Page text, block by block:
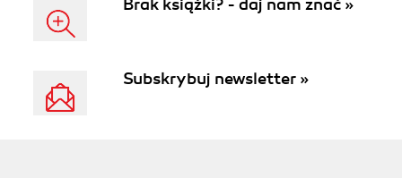
Brak książki? - daj nam znać »
Subskrybuj newsletter »